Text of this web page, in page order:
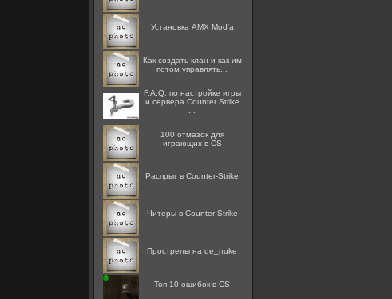
Установка AMX Mod'a
Как создать клан и как им
потом управлять...
F.A.Q. по настройке игры
и сервера Counter Strike
100 отмазок для
играющих в CS
Распрыг в Counter-Strike
Читеры в Counter Strike
Прострелы на de_nuke
Топ-10 ошибок в CS